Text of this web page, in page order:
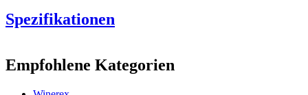
Spezifikationen
ProduktnummerER2067
Empfohlene Kategorien